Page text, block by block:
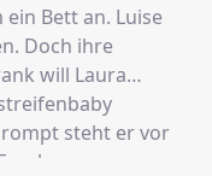
Bett an. Luise
Doch ihre
will Laura
steht er vor